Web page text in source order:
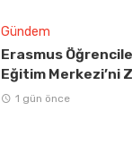
Gündem
Erasmus
Eğitim Merkezi’ni
1 gün önce